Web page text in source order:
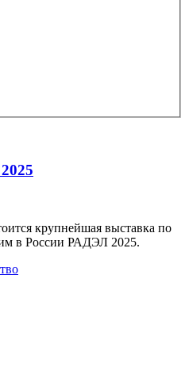
крупнейшая выставка по
в России РАДЭЛ 2025.